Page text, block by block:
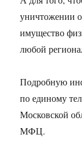
уничтожении
имущество
любой
Подробную
по единому
Московской
МФЦ.